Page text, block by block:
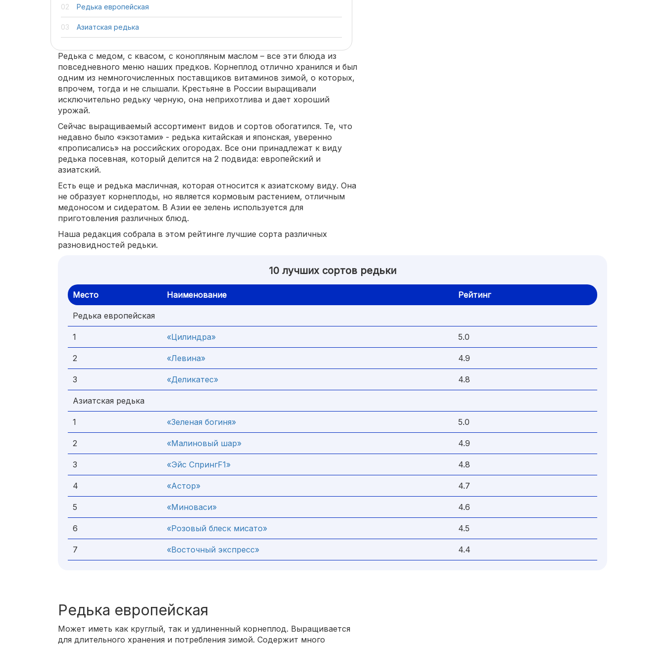
Редька европейская
Азиатская редька
Редька с медом, с квасом, с конопляным маслом – все эти блюда из
повседневного меню наших предков. Корнеплод отлично хранился и был
одним из немногочисленных поставщиков витаминов зимой, о которых,
впрочем, тогда и не слышали. Крестьяне в России выращивали
исключительно редьку черную, она неприхотлива и дает хороший
урожай.
Сейчас выращиваемый ассортимент видов и сортов обогатился. Те, что
недавно было «экзотами» - редька китайская и японская, уверенно
«прописались» на российских огородах. Все они принадлежат к виду
редька посевная, который делится на 2 подвида: европейский и
азиатский.
Есть еще и редька масличная, которая относится к азиатскому виду. Она
не образует корнеплоды, но является кормовым растением, отличным
медоносом и сидератом. В Азии ее зелень используется для
приготовления различных блюд.
Наша редакция собрала в этом рейтинге лучшие сорта различных
разновидностей редьки.
10 лучших сортов редьки
Место Наименование Рейтинг
Редька европейская
1 «Цилиндра» 5.0
2 «Левина» 4.9
3 «Деликатес» 4.8
Азиатская редька
1 «Зеленая богиня» 5.0
2 «Малиновый шар» 4.9
3 «Эйс СпрингF1» 4.8
4 «Астор» 4.7
5 «Миноваси» 4.6
6 «Розовый блеск мисато» 4.5
7 «Восточный экспресс» 4.4
Редька европейская
Может иметь как круглый, так и удлиненный корнеплод. Выращивается
для длительного хранения и потребления зимой. Содержит много